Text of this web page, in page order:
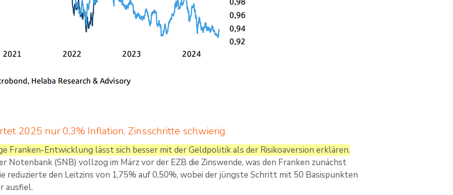
2025 nur 0,3% Inflation, Zinsschritte schwierig
Franken-Entwicklung lässt sich besser mit der Geldpolitik als der Risikoaversion erklären.
Notenbank (SNB) vollzog im März vor der EZB die Zinswende, was den Franken zunächst
reduzierte den Leitzins von 1,75% auf 0,50%, wobei der jüngste Schritt mit 50 Basispunkten
ausfiel.